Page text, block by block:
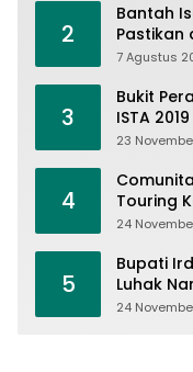
2
Bantah
Pastikan
7 Agustus
3
Bukit
ISTA 2019
23
4
Touring
24
5
Bupati
Luhak
Offroad
24